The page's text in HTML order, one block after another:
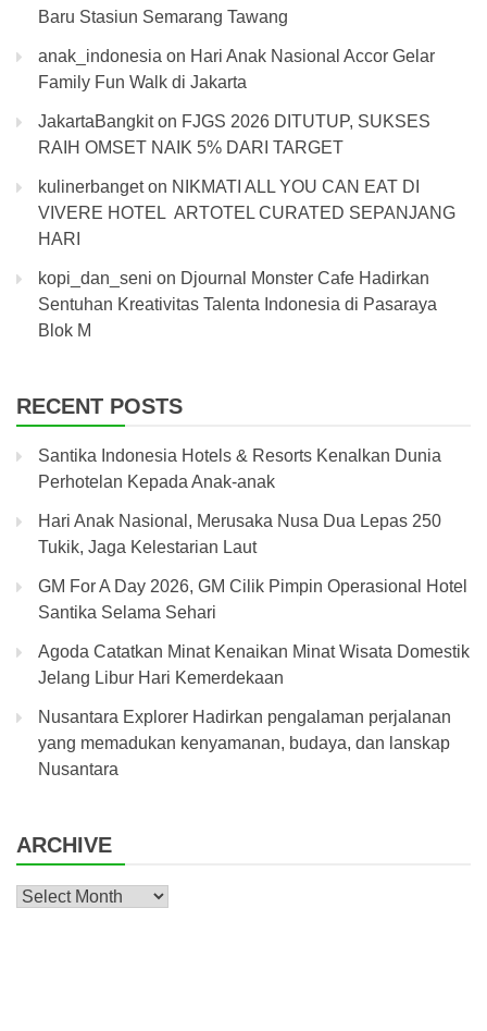
Baru Stasiun Semarang Tawang
anak_indonesia on Hari Anak Nasional Accor Gelar
Family Fun Walk di Jakarta
JakartaBangkiton FJGS 2026 DITUTUP, SUKSES
RAIH OMSET NAIK 5% DARI TARGET
kulinerbangeton NIKMATI ALL YOU CAN EAT DI
VIVERE HOTEL ARTOTEL CURATED SEPANJANG
HARI
kopi_dan_seni on Djournal Monster Cafe Hadirkan
Sentuhan Kreativitas Talenta Indonesia di Pasaraya
Blok M
RECENT POSTS
Santika Indonesia Hotels & Resorts Kenalkan Dunia
Perhotelan Kepada Anak-anak
Hari Anak Nasional, Merusaka Nusa Dua Lepas 250
Tukik, Jaga Kelestarian Laut
GM For A Day 2026, GM Cilik Pimpin Operasional Hotel
Santika Selama Sehari
Agoda Catatkan Minat Kenaikan Minat Wisata Domestik
Jelang Libur Hari Kemerdekaan
Nusantara Explorer Hadirkan pengalaman perjalanan
yang memadukan kenyamanan, budaya, dan lanskap
Nusantara
ARCHIVE
Archive